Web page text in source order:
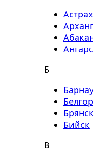
Б
Брянск
Бийск
В